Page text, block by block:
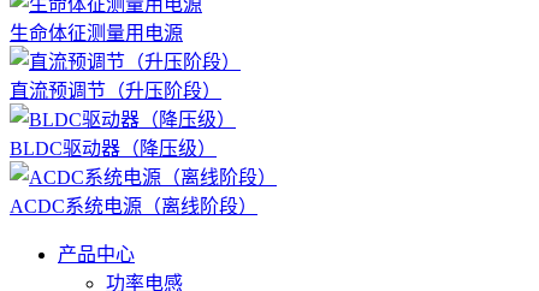
生命体征测量用电源
直流预调节（升压阶段）
BLDC驱动器（降压级）
ACDC系统电源（离线阶段）
产品中心
功率电感